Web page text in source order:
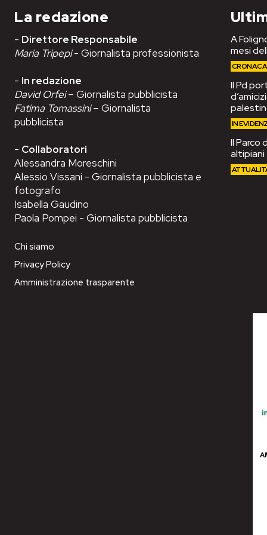
La redazione
- Direttore Responsabile
Maria Tripepi- Giornalista professionista
- In redazione
David Orfei– Giornalista pubblicista
Fatima Tomassini– Giornalista
pubblicista
- Collaboratori
Alessandra Moreschini
Alessio Vissani - Giornalista pubblicista e
fotografo
Isabella Gaudino
Paola Pompei - Giornalista pubblicista
Chi siamo
Privacy Policy
Amministrazione trasparente
A
mesi
CRONACA
Il Pd
IN
Il Parco
altipiani